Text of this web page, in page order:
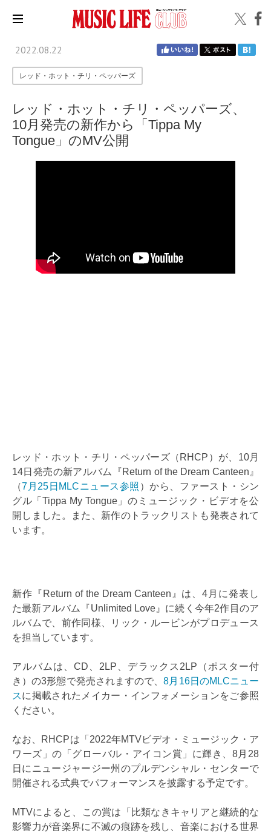
2022.08.22
レッド・ホット・チリ・ペッパーズ
レッド・ホット・チリ・ペッパーズ、
10月発売の新作から「Tippa My
Tongue」のMV公開
レッド・ホット・チリ・ペッパーズ（RHCP）が、10月
14日発売の新アルバム『Return of the Dream Canteen』
（7月25日MLCニュース参照 ）から、ファースト・シン
グル「Tippa My Tongue」のミュージック・ビデオを公
開しました。また、新作のトラックリストも発表されて
います。
新作『Return of the Dream Canteen』は、4月に発表し
た最新アルバム『Unlimited Love』に続く今年2作目のア
ルバムで、前作同様、リック・ルービンがプロデュース
を担当しています。
アルバムは、CD、2LP、デラックス2LP（ポスター付
き）の3形態で発売されますので、8月16日のMLCニュー
スに掲載されたメイカー・インフォメーションをご参照
ください。
なお、RHCPは「2022年MTVビデオ・ミュージック・ア
ワーズ」の「グローバル・アイコン賞」に輝き、8月28
日にニュージャージー州のプルデンシャル・センターで
開催される式典でパフォーマンスを披露する予定です。
MTVによると、この賞は「比類なきキャリアと継続的な
影響力が音楽界に不滅の痕跡を残し、音楽における世界